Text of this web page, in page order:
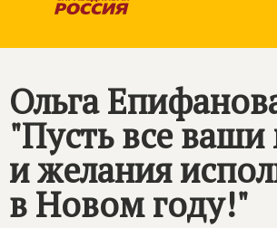
Контакты
Ольга
"Пусть все
и желания
в Новом году!"